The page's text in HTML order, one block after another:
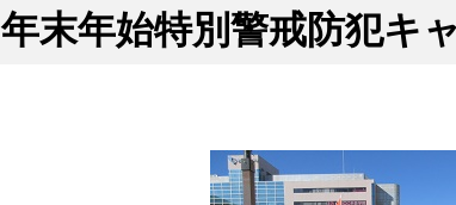
年末年始特別警戒防犯キ